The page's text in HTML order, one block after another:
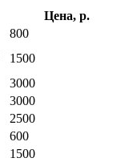
Цена, р.
800
1500
3000
3000
2500
600
1500